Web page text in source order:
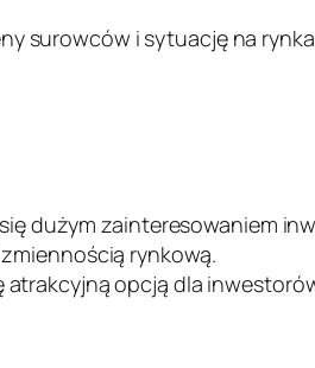
surowców i sytuację na
dużym zainteresowaniem
rynkową.
opcją dla